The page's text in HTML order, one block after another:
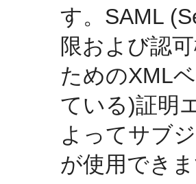
す。SAML
限および認
ためのXML
ている)証明
よってサブ
が使用できま